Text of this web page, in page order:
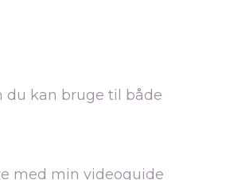
du kan bruge til både
med min videoguide